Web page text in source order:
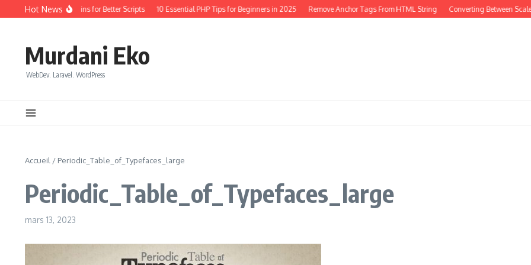
Aller au contenu
Hot News
Coding: Quick Wins for Better Scripts 10 Essential PHP Tips for Beginners in 2025 Remove Anchor Tags From HTML String Converting Between
Murdani Eko
WebDev. Laravel. WordPress
Accueil / Periodic_Table_of_Typefaces_large
Periodic_Table_of_Typefaces_large
mars 13, 2023